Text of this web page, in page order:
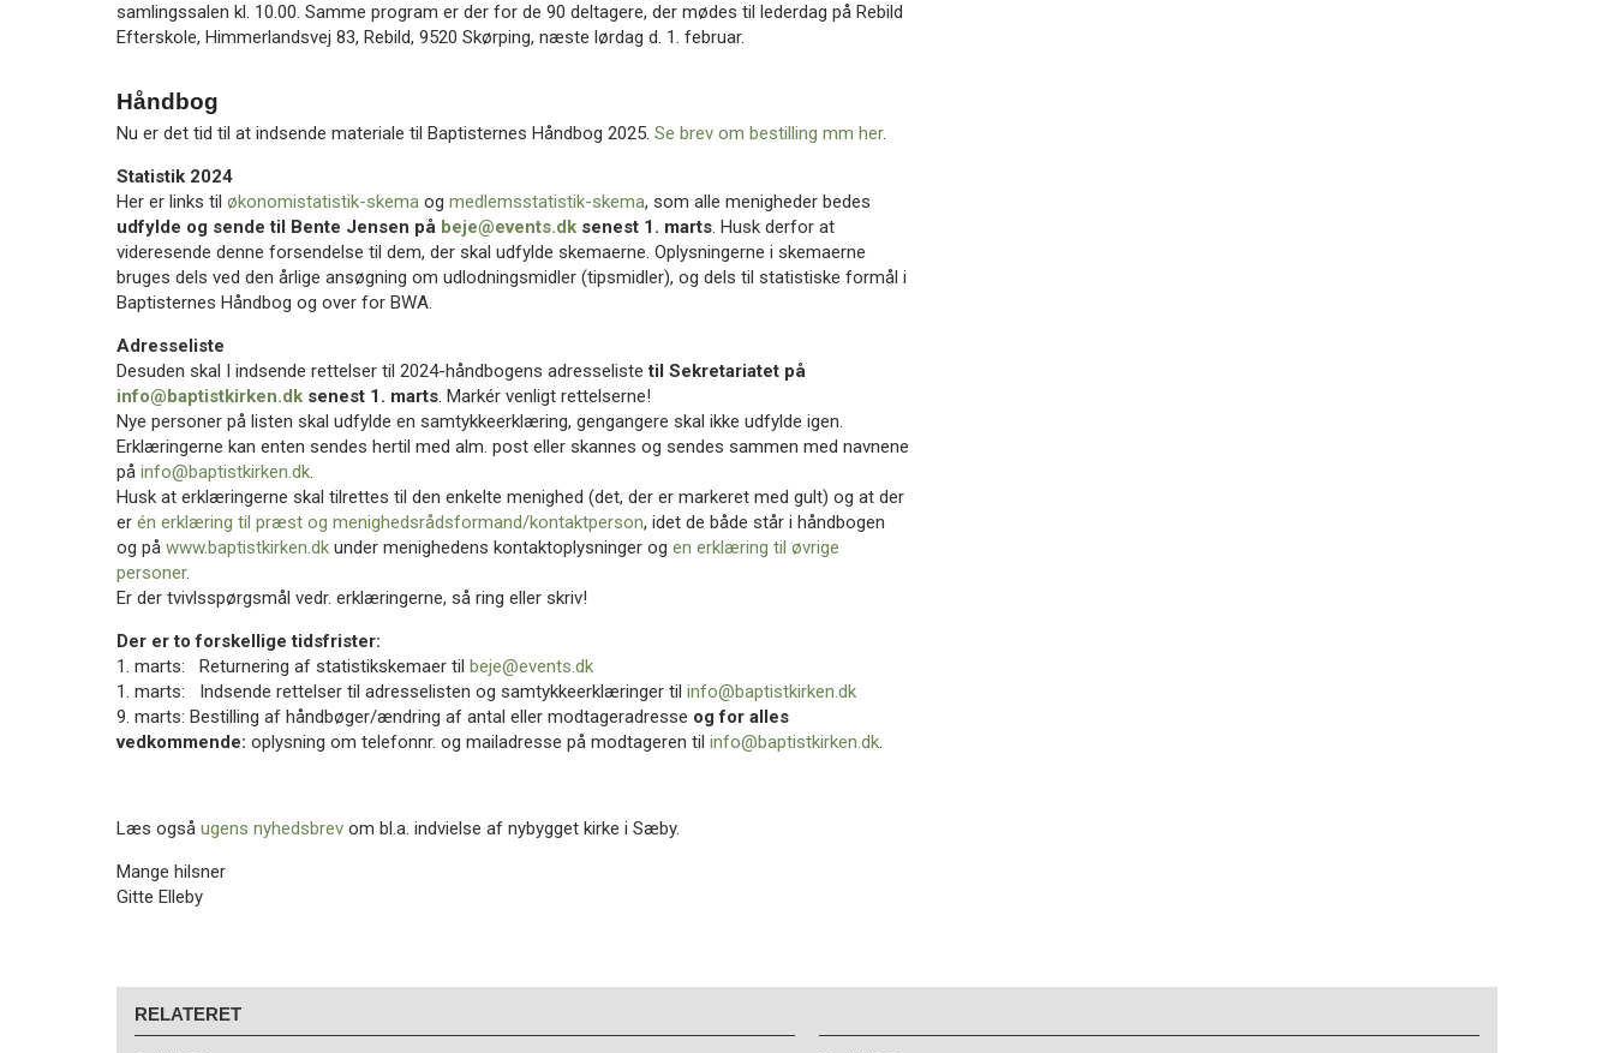
samlingssalen kl. 10.00. Samme program er der for de 90 deltagere, der mødes til lederdag på Rebild
Efterskole, Himmerlandsvej 83, Rebild, 9520 Skørping, næste lørdag d. 1. februar.
Håndbog
Nu er det tid til at indsende materiale til Baptisternes Håndbog 2025. Se brev om bestilling mm her.
Statistik 2024
Her er links til økonomistatistik-skema og medlemsstatistik-skema, som alle menigheder bedes
udfylde og sende til Bente Jensen på beje@events.dk senest 1. marts. Husk derfor at
videresende denne forsendelse til dem, der skal udfylde skemaerne. Oplysningerne i skemaerne
bruges dels ved den årlige ansøgning om udlodningsmidler (tipsmidler), og dels til statistiske formål i
Baptisternes Håndbog og over for BWA.
Adresseliste
Desuden skal I indsende rettelser til 2024-håndbogens adresselistetil Sekretariatet på
info@baptistkirken.dk senest 1. marts. Markér venligt rettelserne!
Nye personer på listen skal udfylde en samtykkeerklæring, gengangere skal ikke udfylde igen.
Erklæringerne kan enten sendes hertil med alm. post eller skannes og sendes sammen med navnene
på info@baptistkirken.dk.
Husk at erklæringerne skal tilrettes til den enkelte menighed (det, der er markeret med gult) og at der
er én erklæring til præst og menighedsrådsformand/kontaktperson, idet de både står i håndbogen
og på www.baptistkirken.dk under menighedens kontaktoplysninger og en erklæring til øvrige
personer.
Er der tvivlsspørgsmål vedr. erklæringerne, så ring eller skriv!
Der er to forskellige tidsfrister:
1. marts: Returnering af statistikskemaer til beje@events.dk
1. marts: Indsende rettelser til adresselisten og samtykkeerklæringer til info@baptistkirken.dk
9. marts: Bestilling af håndbøger/ændring af antal eller modtageradresse og for alles
vedkommende: oplysning om telefonnr. og mailadresse på modtageren til info@baptistkirken.dk.
Læs også ugens nyhedsbrev om bl.a. indvielse af nybygget kirke i Sæby.
Mange hilsner
Gitte Elleby
RELATERET